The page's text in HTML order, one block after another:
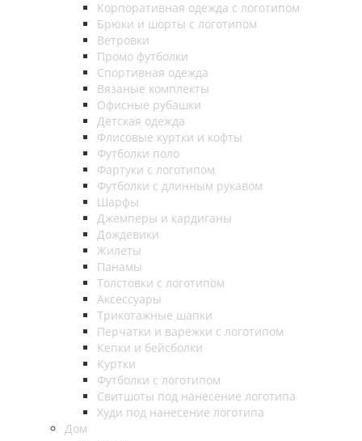
Корпоративная одежда с логотипом
Брюки и шорты с логотипом
Ветровки
Промо футболки
Спортивная одежда
Вязаные комплекты
Офисные рубашки
Детская одежда
Флисовые куртки и кофты
Футболки поло
Фартуки с логотипом
Футболки с длинным рукавом
Шарфы
Джемперы и кардиганы
Дождевики
Жилеты
Панамы
Толстовки с логотипом
Аксессуары
Трикотажные шапки
Перчатки и варежки с логотипом
Кепки и бейсболки
Куртки
Футболки с логотипом
Свитшоты под нанесение логотипа
Худи под нанесение логотипа
Дом